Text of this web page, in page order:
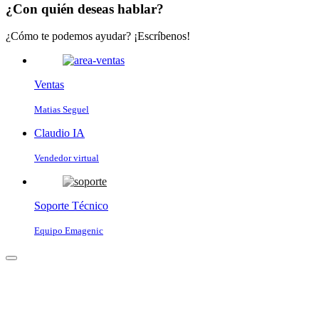
¿Con quién deseas hablar?
¿Cómo te podemos ayudar? ¡Escríbenos!
Ventas
Matias Seguel
Claudio IA
Vendedor virtual
Soporte Técnico
Equipo Emagenic